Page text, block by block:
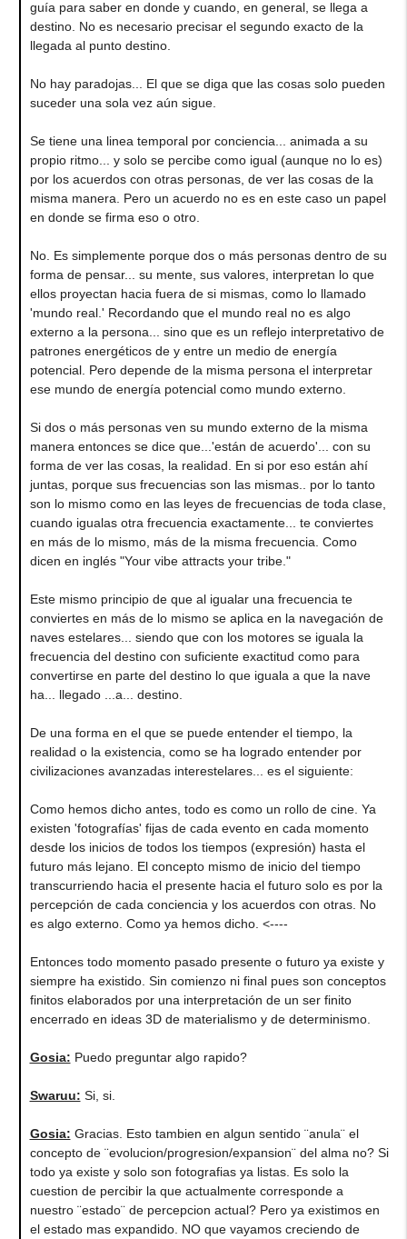
guía para saber en donde y cuando, en general, se llega a
destino. No es necesario precisar el segundo exacto de la
llegada al punto destino.
No hay paradojas... El que se diga que las cosas solo pueden
suceder una sola vez aún sigue.
Se tiene una linea temporal por conciencia... animada a su
propio ritmo... y solo se percibe como igual (aunque no lo es)
por los acuerdos con otras personas, de ver las cosas de la
misma manera. Pero un acuerdo no es en este caso un papel
en donde se firma eso o otro.
No. Es simplemente porque dos o más personas dentro de su
forma de pensar... su mente, sus valores, interpretan lo que
ellos proyectan hacia fuera de si mismas, como lo llamado
'mundo real.' Recordando que el mundo real no es algo
externo a la persona... sino que es un reflejo interpretativo de
patrones energéticos de y entre un medio de energía
potencial. Pero depende de la misma persona el interpretar
ese mundo de energía potencial como mundo externo.
Si dos o más personas ven su mundo externo de la misma
manera entonces se dice que...'están de acuerdo'... con su
forma de ver las cosas, la realidad. En si por eso están ahí
juntas, porque sus frecuencias son las mismas.. por lo tanto
son lo mismo como en las leyes de frecuencias de toda clase,
cuando igualas otra frecuencia exactamente... te conviertes
en más de lo mismo, más de la misma frecuencia. Como
dicen en inglés "Your vibe attracts your tribe."
Este mismo principio de que al igualar una frecuencia te
conviertes en más de lo mismo se aplica en la navegación de
naves estelares... siendo que con los motores se iguala la
frecuencia del destino con suficiente exactitud como para
convertirse en parte del destino lo que iguala a que la nave
ha... llegado ...a... destino.
De una forma en el que se puede entender el tiempo, la
realidad o la existencia, como se ha logrado entender por
civilizaciones avanzadas interestelares... es el siguiente:
Como hemos dicho antes, todo es como un rollo de cine. Ya
existen 'fotografías' fijas de cada evento en cada momento
desde los inicios de todos los tiempos (expresión) hasta el
futuro más lejano. El concepto mismo de inicio del tiempo
transcurriendo hacia el presente hacia el futuro solo es por la
percepción de cada conciencia y los acuerdos con otras. No
es algo externo. Como ya hemos dicho. <----
Entonces todo momento pasado presente o futuro ya existe y
siempre ha existido. Sin comienzo ni final pues son conceptos
finitos elaborados por una interpretación de un ser finito
encerrado en ideas 3D de materialismo y de determinismo.
Gosia: Puedo preguntar algo rapido?
Swaruu: Si, si.
Gosia: Gracias. Esto tambien en algun sentido ¨anula¨ el
concepto de ¨evolucion/progresion/expansion¨ del alma no? Si
todo ya existe y solo son fotografias ya listas. Es solo la
cuestion de percibir la que actualmente corresponde a
nuestro ¨estado¨ de percepcion actual? Pero ya existimos en
el estado mas expandido. NO que vayamos creciendo de